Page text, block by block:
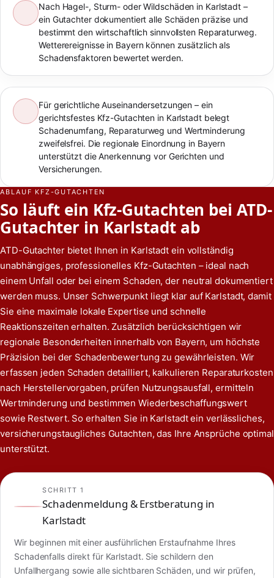
Nach Hagel-, Sturm- oder Wildschäden in Karlstadt –
ein Gutachter dokumentiert alle Schäden präzise und
bestimmt den wirtschaftlich sinnvollsten Reparaturweg.
Wetterereignisse in Bayern können zusätzlich als
Schadensfaktoren bewertet werden.
Für gerichtliche Auseinandersetzungen – ein
gerichtsfestes Kfz-Gutachten in Karlstadt belegt
Schadenumfang, Reparaturweg und Wertminderung
zweifelsfrei. Die regionale Einordnung in Bayern
unterstützt die Anerkennung vor Gerichten und
Versicherungen.
ABLAUF KFZ-GUTACHTEN
So läuft ein Kfz-Gutachten bei ATD-
Gutachter in Karlstadt ab
ATD-Gutachter bietet Ihnen in Karlstadt ein vollständig
unabhängiges, professionelles Kfz-Gutachten – ideal nach
einem Unfall oder bei einem Schaden, der neutral dokumentiert
werden muss. Unser Schwerpunkt liegt klar auf Karlstadt, damit
Sie eine maximale lokale Expertise und schnelle
Reaktionszeiten erhalten. Zusätzlich berücksichtigen wir
regionale Besonderheiten innerhalb von Bayern, um höchste
Präzision bei der Schadenbewertung zu gewährleisten. Wir
erfassen jeden Schaden detailliert, kalkulieren Reparaturkosten
nach Herstellervorgaben, prüfen Nutzungsausfall, ermitteln
Wertminderung und bestimmen Wiederbeschaffungswert
sowie Restwert. So erhalten Sie in Karlstadt ein verlässliches,
versicherungstaugliches Gutachten, das Ihre Ansprüche optimal
unterstützt.
SCHRITT 1
Schadenmeldung & Erstberatung in
Karlstadt
Wir beginnen mit einer ausführlichen Erstaufnahme Ihres
Schadenfalls direkt für Karlstadt. Sie schildern den
Unfallhergang sowie alle sichtbaren Schäden, und wir prüfen,